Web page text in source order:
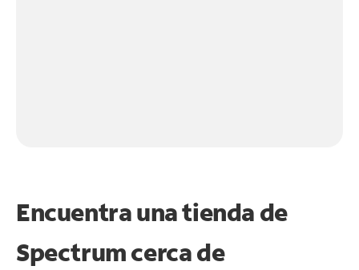
Encuentra una tienda de
Spectrumcerca de